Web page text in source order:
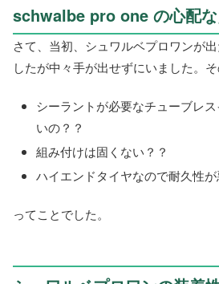
schwalbe pro one の心配
さて、当初、シュワルベプロワンが
したが中々手が出せずにいました。
シーラントが必要なチューブレ
いの？？
組み付けは固くない？？
ハイエンドタイヤなので耐久性
ってことでした。